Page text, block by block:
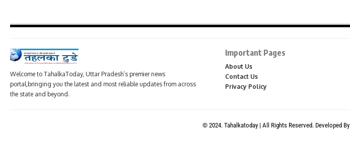
Welcome to TahalkaToday, Uttar Pradesh’s premier news
portal,bringing you the latest and most reliable updates from across
the state and beyond.
Important Pages
About Us
Contact Us
Privacy Policy
© 2024. Tahalkatoday | All Rights Reserved. Developed By